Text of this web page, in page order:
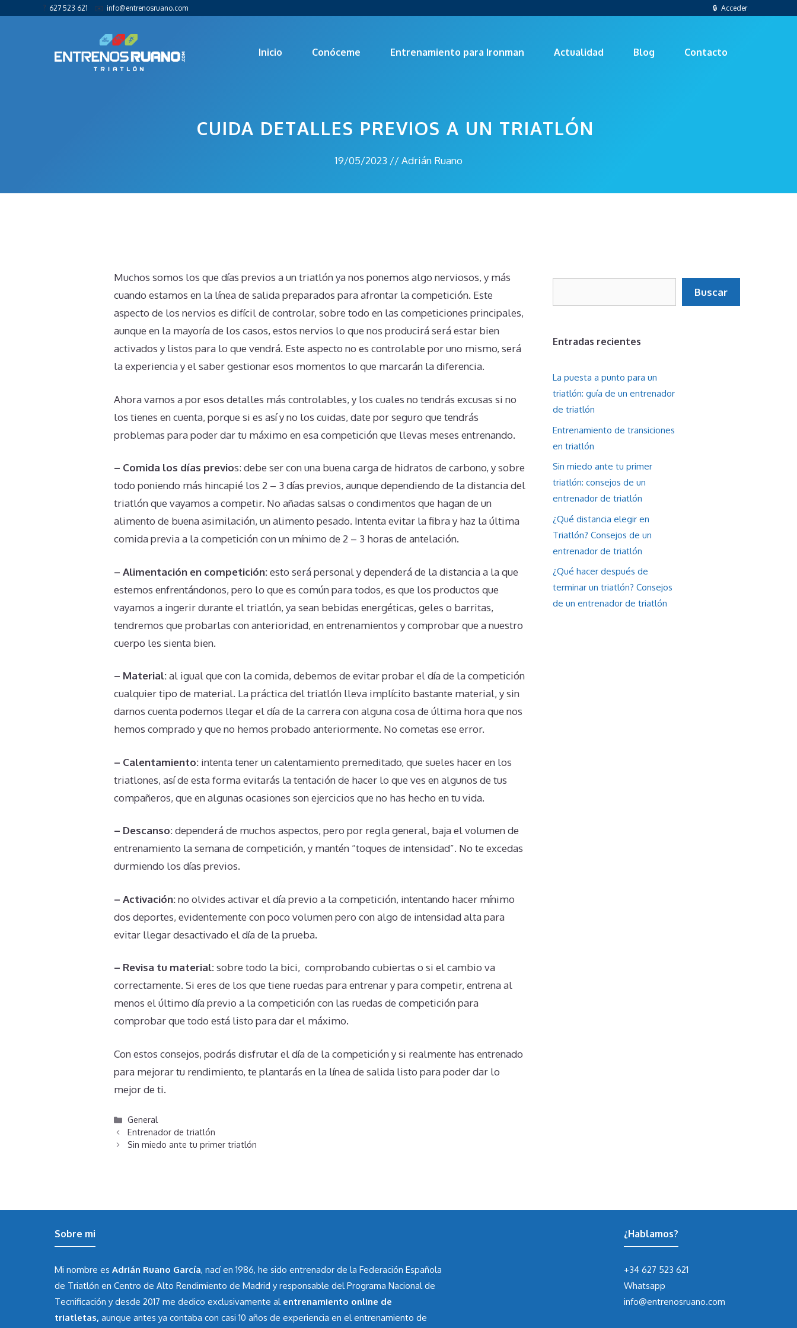
? 627 523 621 ✉️ info@entrenosruano.com 🔒 Acceder
Inicio Conóceme Entrenamiento para Ironman Actualidad Blog Contacto
CUIDA DETALLES PREVIOS A UN TRIATLÓN
19/05/2023 // Adrián Ruano
Muchos somos los que días previos a un triatlón ya nos ponemos algo nerviosos, y más
cuando estamos en la línea de salida preparados para afrontar la competición. Este
aspecto de los nervios es difícil de controlar, sobre todo en las competiciones principales,
aunque en la mayoría de los casos, estos nervios lo que nos producirá será estar bien
activados y listos para lo que vendrá. Este aspecto no es controlable por uno mismo, será
la experiencia y el saber gestionar esos momentos lo que marcarán la diferencia.
Ahora vamos a por esos detalles más controlables, y los cuales no tendrás excusas si no
los tienes en cuenta, porque si es así y no los cuidas, date por seguro que tendrás
problemas para poder dar tu máximo en esa competición que llevas meses entrenando.
– Comida los días previos: debe ser con una buena carga de hidratos de carbono, y sobre
todo poniendo más hincapié los 2 – 3 días previos, aunque dependiendo de la distancia del
triatlón que vayamos a competir. No añadas salsas o condimentos que hagan de un
alimento de buena asimilación, un alimento pesado. Intenta evitar la fibra y haz la última
comida previa a la competición con un mínimo de 2 – 3 horas de antelación.
– Alimentación en competición:esto será personal y dependerá de la distancia a la que
estemos enfrentándonos, pero lo que es común para todos, es que los productos que
vayamos a ingerir durante el triatlón, ya sean bebidas energéticas, geles o barritas,
tendremos que probarlas con anterioridad, en entrenamientos y comprobar que a nuestro
cuerpo les sienta bien.
– Material:al igual que con la comida, debemos de evitar probar el día de la competición
cualquier tipo de material. La práctica del triatlón lleva implícito bastante material, y sin
darnos cuenta podemos llegar el día de la carrera con alguna cosa de última hora que nos
hemos comprado y que no hemos probado anteriormente. No cometas ese error.
– Calentamiento: intenta tener un calentamiento premeditado, que sueles hacer en los
triatlones, así de esta forma evitarás la tentación de hacer lo que ves en algunos de tus
compañeros, que en algunas ocasiones son ejercicios que no has hecho en tu vida.
– Descanso:dependerá de muchos aspectos, pero por regla general, baja el volumen de
entrenamiento la semana de competición, y mantén “toques de intensidad”. No te excedas
durmiendo los días previos.
– Activación:no olvides activar el día previo a la competición, intentando hacer mínimo
dos deportes, evidentemente con poco volumen pero con algo de intensidad alta para
evitar llegar desactivado el día de la prueba.
– Revisa tu material:sobre todo la bici, comprobando cubiertas o si el cambio va
correctamente. Si eres de los que tiene ruedas para entrenar y para competir, entrena al
menos el último día previo a la competición con las ruedas de competición para
comprobar que todo está listo para dar el máximo.
Con estos consejos, podrás disfrutar el día de la competición y si realmente has entrenado
para mejorar tu rendimiento, te plantarás en la línea de salida listo para poder dar lo
mejor de ti.
Categorías
General
Entrenador de triatlón
Sin miedo ante tu primer triatlón
Buscar
Entradas recientes
La puesta a punto para un
triatlón: guía de un entrenador
de triatlón
Entrenamiento de transiciones
en triatlón
Sin miedo ante tu primer
triatlón: consejos de un
entrenador de triatlón
¿Qué distancia elegir en
Triatlón? Consejos de un
entrenador de triatlón
¿Qué hacer después de
terminar un triatlón? Consejos
de un entrenador de triatlón
Sobre mi
Mi nombre es Adrián Ruano García, nací en 1986, he sido entrenador de la Federación Española
de Triatlón en Centro de Alto Rendimiento de Madrid y responsable del Programa Nacional de
Tecnificación y desde 2017 me dedico exclusivamente al entrenamiento online de
triatletas, aunque antes ya contaba con casi 10 años de experiencia en el entrenamiento de
¿Hablamos?
+34 627 523 621
Whatsapp
info@entrenosruano.com